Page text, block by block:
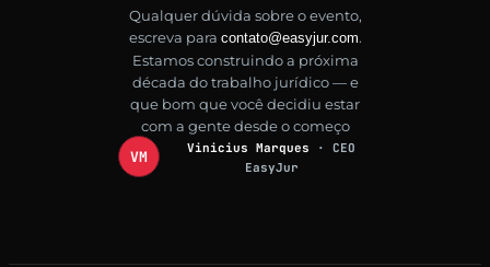
Qualquer dúvida sobre o evento,
escreva para contato@easyjur.com.
Estamos construindo a próxima
década do trabalho jurídico — e
que bom que você decidiu estar
com a gente desde o começo
Vinicius Marques · CEO
EasyJur